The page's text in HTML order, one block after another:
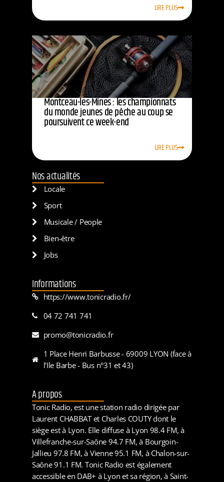
LIRE PLUS
Montceau-les-Mines : les championnats
du monde jeunes de pêche au coup se
poursuivent ce week-end
LIRE PLUS
Nos actualités
Locale
Sport
Musicale / People
Bien-être
Jobs
Informations
https://www.tonicradio.fr/
04 72 741 741
promo@tonicradio.fr
1 Place Henri Barbusse - 69009 LYON (face à
l'Ile Barbe - Bus n°31 et 43)
A propos
Tonic Radio, est une station radio dirigée par
Laurent CHABBAT et Charles COUTY dont le
siège est à Lyon. Elle diffuse à Lyon 98.4 FM, à
Villefranche-sur-Saône 94.7 FM, à Bourgoin-
Jallieu 97.8 FM, à Vienne 95.1 FM, à Chalon-sur-
Saône 91.1 FM. Tonic Radio est également
accessible en DAB+ à Lyon et sa région, à Saint-